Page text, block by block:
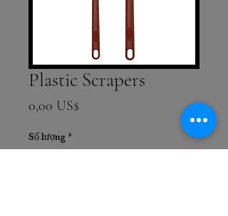
Plastic Scrapers
0,00 US$
Số lượng*